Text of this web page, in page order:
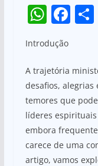
W
h
at
s
A
p
p
F
e
b
o
o
k
S
Introdução
A trajetória
desafios, alegrias
temores que
líderes
embora
carece de uma
artigo, vamos